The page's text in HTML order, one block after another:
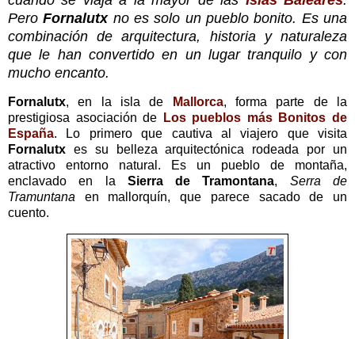
PeroFornalutx no es solo un pueblo bonito. Es una
combinación de arquitectura, historia y naturaleza
que le han convertido en un lugar tranquilo y con
mucho encanto.
Fornalutx, en la isla de Mallorca, forma parte de la
prestigiosa asociación de
Los pueblos más Bonitos de
España. Lo primero que cautiva al viajero que visita
Fornalutx es su belleza arquitectónica rodeada por un
atractivo entorno natural. Es un pueblo de montaña,
enclavado en la Sierra de Tramontana, Serra de
Tramuntana en mallorquín, que parece sacado de un
cuento.